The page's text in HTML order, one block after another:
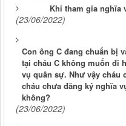
Khi tham gia
(23/06/2022)
Con ông C đang chuẩn bị
tại cháu C không muốn đi
vụ quân sự. Như vậy cháu
cháu chưa đăng ký nghĩa
không?
(23/06/2022)